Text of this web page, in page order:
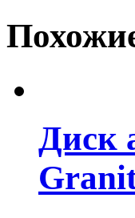
Диск